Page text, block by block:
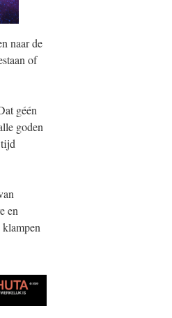
naar de
of
géén
goden
en